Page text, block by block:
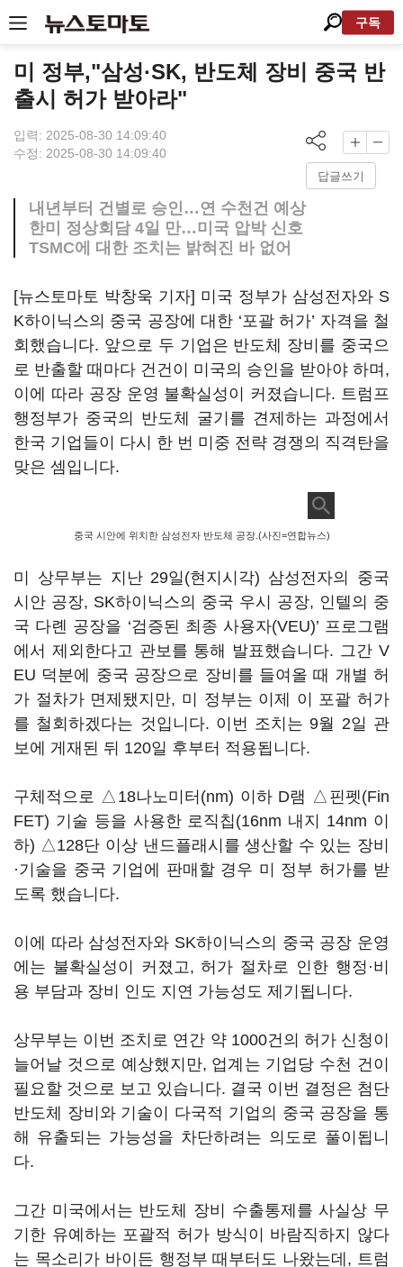
구독
미 정부,"삼성·SK, 반도체 장비 중국 반
출시 허가 받아라"
입력: 2025-08-30 14:09:40
수정: 2025-08-30 14:09:40
답글쓰기
내년부터 건별로 승인…연 수천건 예상
한미 정상회담 4일 만…미국 압박 신호
TSMC에 대한 조치는 밝혀진 바 없어
[뉴스토마토 박창욱 기자] 미국 정부가 삼성전자와 S
K하이닉스의 중국 공장에 대한 ‘포괄 허가’ 자격을 철
회했습니다. 앞으로 두 기업은 반도체 장비를 중국으
로 반출할 때마다 건건이 미국의 승인을 받아야 하며,
이에 따라 공장 운영 불확실성이 커졌습니다. 트럼프
행정부가 중국의 반도체 굴기를 견제하는 과정에서
한국 기업들이 다시 한 번 미중 전략 경쟁의 직격탄을
맞은 셈입니다.
중국 시안에 위치한 삼성전자 반도체 공장.(사진=연합뉴스)
미 상무부는 지난 29일(현지시각) 삼성전자의 중국
시안 공장, SK하이닉스의 중국 우시 공장, 인텔의 중
국 다롄 공장을 ‘검증된 최종 사용자(VEU)’ 프로그램
에서 제외한다고 관보를 통해 발표했습니다. 그간 V
EU 덕분에 중국 공장으로 장비를 들여올 때 개별 허
가 절차가 면제됐지만, 미 정부는 이제 이 포괄 허가
를 철회하겠다는 것입니다. 이번 조치는 9월 2일 관
보에 게재된 뒤 120일 후부터 적용됩니다.
구체적으로 △18나노미터(nm) 이하 D램 △핀펫(Fin
FET) 기술 등을 사용한 로직칩(16nm 내지 14nm 이
하) △128단 이상 낸드플래시를 생산할 수 있는 장비
·기술을 중국 기업에 판매할 경우 미 정부 허가를 받
도록 했습니다.
이에 따라 삼성전자와 SK하이닉스의 중국 공장 운영
에는 불확실성이 커졌고, 허가 절차로 인한 행정·비
용 부담과 장비 인도 지연 가능성도 제기됩니다.
상무부는 이번 조치로 연간 약 1000건의 허가 신청이
늘어날 것으로 예상했지만, 업계는 기업당 수천 건이
필요할 것으로 보고 있습니다. 결국 이번 결정은 첨단
반도체 장비와 기술이 다국적 기업의 중국 공장을 통
해 유출되는 가능성을 차단하려는 의도로 풀이됩니
다.
그간 미국에서는 반도체 장비 수출통제를 사실상 무
기한 유예하는 포괄적 허가 방식이 바람직하지 않다
는 목소리가 바이든 행정부 때부터도 나왔는데, 트럼